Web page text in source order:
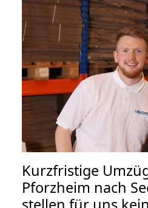
Kurzfristige
Pforzheim nach